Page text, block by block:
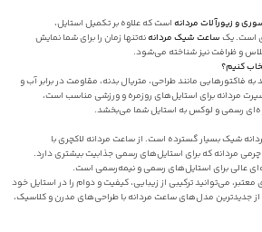
و زیورآلات مردانهاست که علاوه بر تکمیل استایل،
است. یکساعت شیک مردانهنه‌تنها زمان را برای شما نمایش
و ظرافت نیز شناخته می‌شود.
کنیم؟
به فاکتورهایی مانند طراحی، متریال بدنه، مقاومت در برابر آب و
مردانه برای استایل‌های روزمره و ورزشی مناسب است،
رسمی و لوکس به استایل شما می‌بخشد.
شیک بسیار گسترده است. از ساعت مردانه لاکچری با
مردانه که برای استایل‌های رسمی جذابیت بیشتری دارد.
عالی برای استایل‌های رسمی و نیمه‌رسمی است.
می‌توانید ترکیبی از زیبایی، کیفیت و دوام را در استایل خود
جدیدترین مدل‌های ساعت مردانه با طراحی‌های مدرن و کلاسیک،